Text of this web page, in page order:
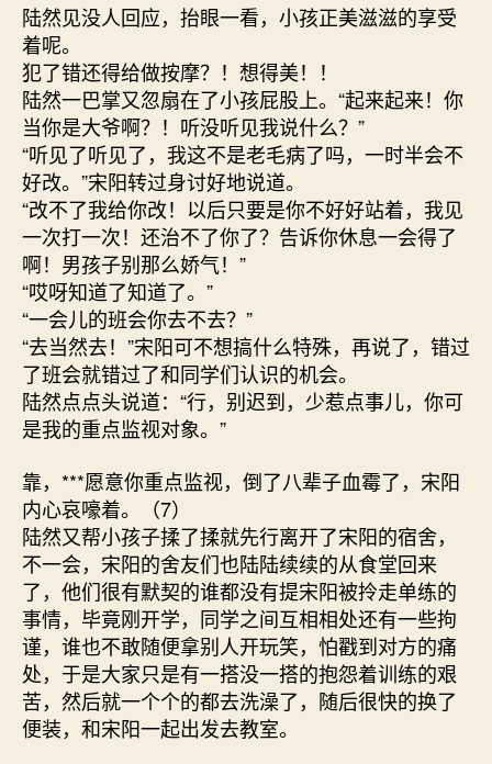
陆然见没人回应，抬眼一看，小孩正美滋滋的享受
着呢。
犯了错还得给做按摩？！想得美！！
陆然一巴掌又忽扇在了小孩屁股上。“起来起来！你
当你是大爷啊？！听没听见我说什么？”
“听见了听见了，我这不是老毛病了吗，一时半会不
好改。”宋阳转过身讨好地说道。
“改不了我给你改！以后只要是你不好好站着，我见
一次打一次！还治不了你了？告诉你休息一会得了
啊！男孩子别那么娇气！”
“哎呀知道了知道了。”
“一会儿的班会你去不去？”
“去当然去！”宋阳可不想搞什么特殊，再说了，错过
了班会就错过了和同学们认识的机会。
陆然点点头说道：“行，别迟到，少惹点事儿，你可
是我的重点监视对象。”
靠，***愿意你重点监视，倒了八辈子血霉了，宋阳
内心哀嚎着。（7）
陆然又帮小孩子揉了揉就先行离开了宋阳的宿舍，
不一会，宋阳的舍友们也陆陆续续的从食堂回来
了，他们很有默契的谁都没有提宋阳被拎走单练的
事情，毕竟刚开学，同学之间互相相处还有一些拘
谨，谁也不敢随便拿别人开玩笑，怕戳到对方的痛
处，于是大家只是有一搭没一搭的抱怨着训练的艰
苦，然后就一个个的都去洗澡了，随后很快的换了
便装，和宋阳一起出发去教室。